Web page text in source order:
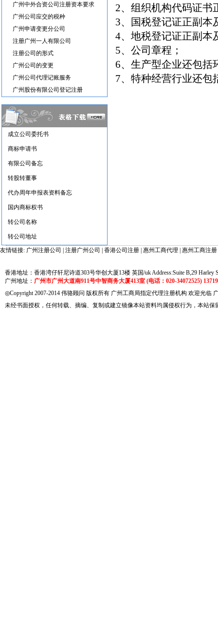
广州中外合资公司注册资本要求
广州公司应交的税种
广州申请变更分公司
注册广州一人有限公司
注册公司的形式
广州公司的变更
广州公司代理记账服务
广州股份有限公司登记注册
成立公司委托书
商标申请书
有限公司备忘
转股转董事
代办周年申报表资料备忘
国内商标权书
转公司名称
转公司地址
2、组织机构代码证书
3、国税登记证正副本
4、地税登记证正副本
5、公司章程；
6、生产型企业还包括
7、特种经营行业还包
友情链接: 广州注册公司 注册广州公司 香港公司注册 惠州工商代理 惠州工商注册
香港地址：香港湾仔轩尼诗道303号华创大厦13楼 英国/uk Address:Suite B,29 Harley
广州地址： 广州市广州大道南911号中智商务大厦413室 (电话：020-34072525)
◎Copyright 2007-2014 伟骆顾问 版权所有 广州工商局指定代理注册机构 欢迎光临
未经书面授权，任何转载、摘编、复制或建立镜像本站资料均属侵权行为，本站